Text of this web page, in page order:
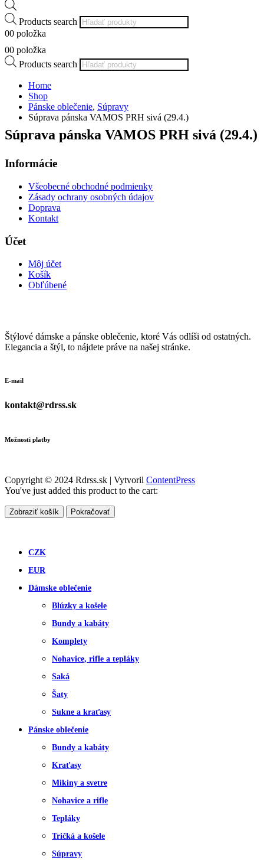
Products search
00 položka
00 položka
Products search
Home
Shop
Pánske oblečenie, Súpravy
Súprava pánska VAMOS PRH sivá (29.4.)
Súprava pánska VAMOS PRH sivá (29.4.)
Informácie
Všeobecné obchodné podmienky
Zásady ochrany osobných údajov
Doprava
Kontakt
Účet
Môj účet
Košík
Obľúbené
Štýlové dámske a pánske oblečenie, ktoré Vás odlíši od ostatných.
Elegancia a štýl, to nájdete práve na našej stránke.
E-mail
kontakt@rdrss.sk
Možnosti platby
Copyright © 2024 Rdrss.sk | Vytvoril ContentPress
You've just added this product to the cart:
Zobraziť košík Pokračovať
CZK
EUR
Dámske oblečenie
Blúzky a košele
Bundy a kabáty
Komplety
Nohavice, rifle a tepláky
Saká
Šaty
Sukne a kraťasy
Pánske oblečenie
Bundy a kabáty
Kraťasy
Mikiny a svetre
Nohavice a rifle
Tepláky
Tričká a košele
Súpravy